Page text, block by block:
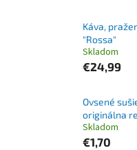
Káva,
"Rossa"
Skladom
€24,99
Ovsené
originálna
Skladom
€1,70